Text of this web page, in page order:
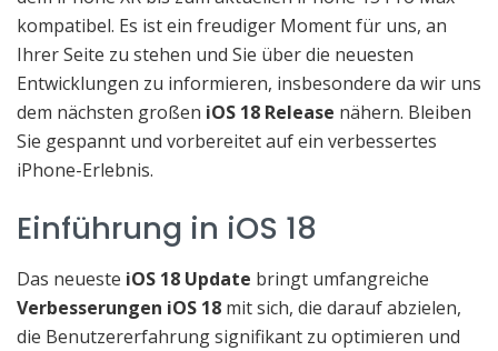
kompatibel. Es ist ein freudiger Moment für uns, an
Ihrer Seite zu stehen und Sie über die neuesten
Entwicklungen zu informieren, insbesondere da wir uns
dem nächsten großen iOS 18 Release nähern. Bleiben
Sie gespannt und vorbereitet auf ein verbessertes
iPhone-Erlebnis.
Einführung in iOS 18
Das neueste iOS 18 Update bringt umfangreiche
Verbesserungen iOS 18 mit sich, die darauf abzielen,
die Benutzererfahrung signifikant zu optimieren und